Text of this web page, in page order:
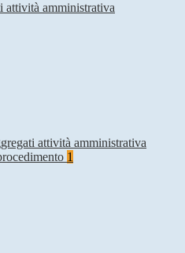
attività amministrativa
attività amministrativa
1